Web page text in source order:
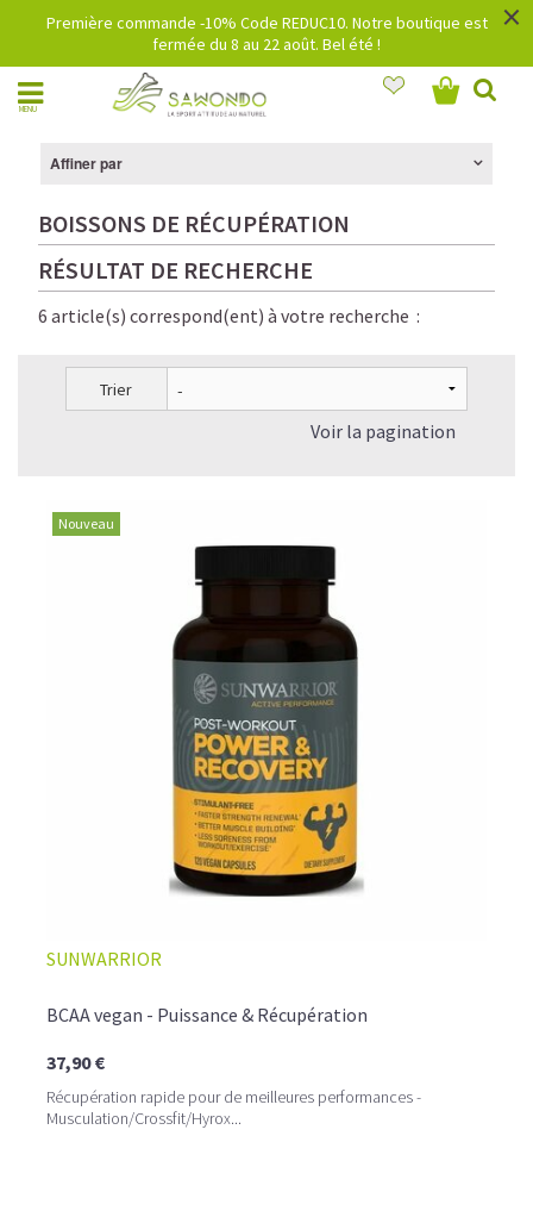
Première commande -10% Code REDUC10. Notre boutique est
fermée du 8 au 22 août. Bel été !
×
MENU
Affiner par
BOISSONS DE RÉCUPÉRATION
RÉSULTAT DE RECHERCHE
6 article(s) correspond(ent) à votre recherche :
Trier
Voir la pagination
Nouveau
SUNWARRIOR
BCAA vegan - Puissance & Récupération
37,90 €
Récupération rapide pour de meilleures performances -
Musculation/Crossfit/Hyrox...